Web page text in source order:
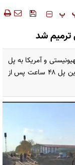
پ
ترمیم شد
و آمریکا به پل
راه‌آهن این شهرستان و تخریب کامل آن، از ترمیم این پل ۴۸ ساعت پس از